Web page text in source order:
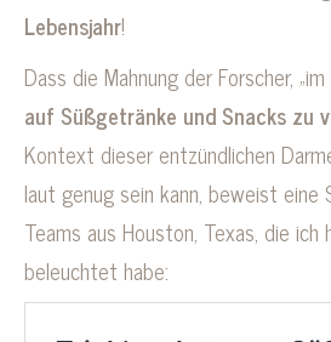
Lebensjahr!
Dass die Mahnung der Forscher,
auf Süßgetränke und Snacks zu
Kontext dieser entzündlichen
laut genug sein kann, beweist eine
Teams aus Houston, Texas, die ich
beleuchtet habe: